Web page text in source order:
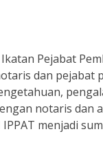
Pejabat
dan pejabat
notaris dan
menjadi